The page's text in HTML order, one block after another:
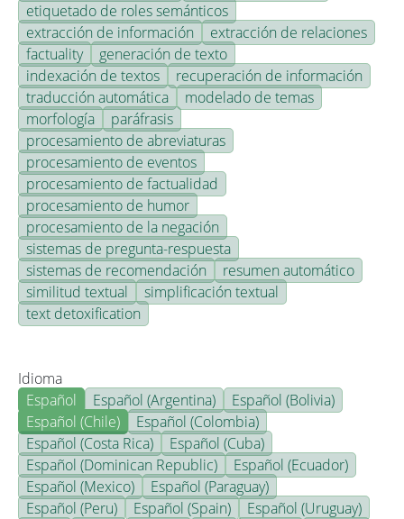
etiquetado de roles semánticos
extracción de información
extracción de relaciones
factuality
generación de texto
indexación de textos
recuperación de información
traducción automática
modelado de temas
morfología
paráfrasis
procesamiento de abreviaturas
procesamiento de eventos
procesamiento de factualidad
procesamiento de humor
procesamiento de la negación
sistemas de pregunta-respuesta
sistemas de recomendación
resumen automático
similitud textual
simplificación textual
text detoxification
Idioma
Español
Español (Argentina)
Español (Bolivia)
Español (Chile)
Español (Colombia)
Español (Costa Rica)
Español (Cuba)
Español (Dominican Republic)
Español (Ecuador)
Español (Mexico)
Español (Paraguay)
Español (Peru)
Español (Spain)
Español (Uruguay)